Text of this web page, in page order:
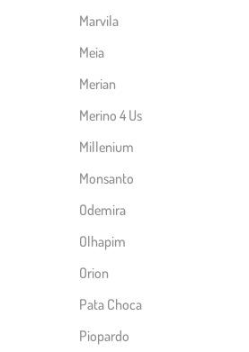
Marvila
Meia
Merian
Merino 4 Us
Millenium
Monsanto
Odemira
Olhapim
Orion
Pata Choca
Piopardo